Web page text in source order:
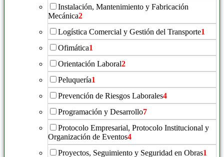
Instalación, Mantenimiento y Fabricación
Mecánica2
Logística Comercial y Gestión del Transporte1
Ofimática1
Orientación Laboral2
Peluquería1
Prevención de Riesgos Laborales4
Programación y Desarrollo7
Protocolo Empresarial, Protocolo Institucional y
Organización de Eventos4
Proyectos, Seguimiento y Seguridad en Obras1